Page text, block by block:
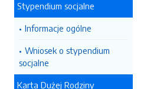
Stypendium socjalne
Informacje ogólne
Wniosek o stypendium
socjalne
Karta Dużej Rodziny